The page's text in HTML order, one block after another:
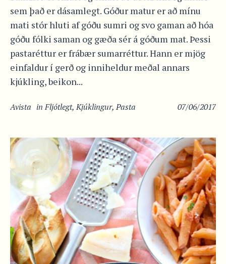
sem það er dásamlegt. Góður matur er að mínu
mati stór hluti af góðu sumri og svo gaman að hóa
góðu fólki saman og gæða sér á góðum mat. Þessi
pastaréttur er frábær sumarréttur. Hann er mjög
einfaldur í gerð og inniheldur meðal annars
kjúkling, beikon...
07/06/2017
Avista inFljótlegt,Kjúklingur,Pasta